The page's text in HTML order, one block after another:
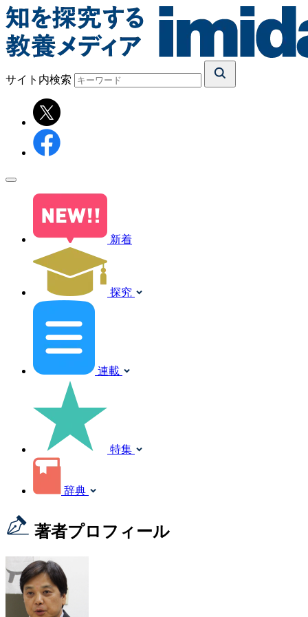
サイト内検索
新着
探究
連載
特集
辞典
著者プロフィール